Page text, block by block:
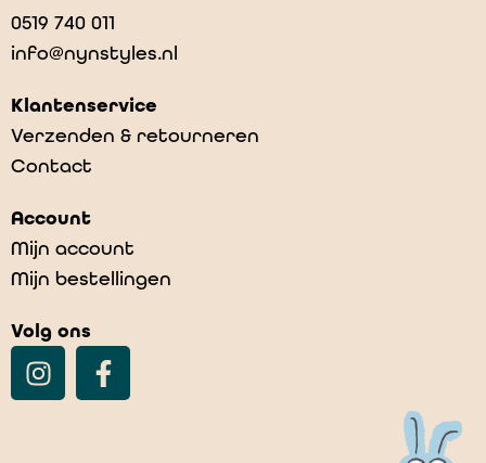
€3,50
0519 740 011
info@nynstyles.nl
Klantenservice
Verzenden & retourneren
Contact
Account
Mijn account
Mijn bestellingen
Volg ons